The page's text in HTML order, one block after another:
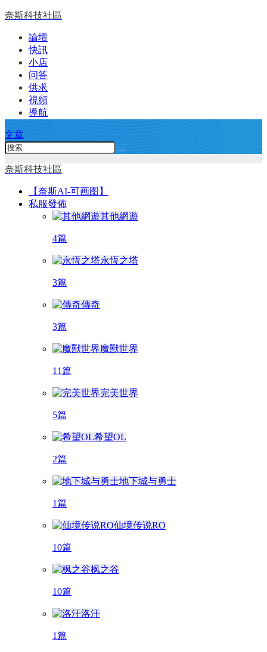
奈斯科技社區
論壇
快訊
小店
问答
供求
視頻
導航
文章
奈斯科技社區
【奈斯AI-可画图】
私服發佈
其他網遊
4篇
永恆之塔
3篇
傳奇
3篇
魔獸世界
11篇
完美世界
5篇
希望OL
2篇
地下城与勇士
1篇
仙境传说RO
10篇
枫之谷
10篇
洛汗
1篇